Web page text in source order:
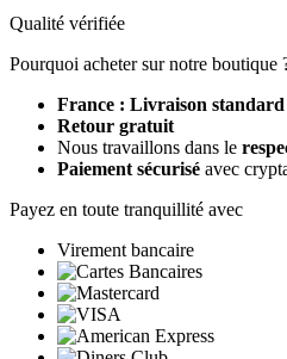
Qualité vérifiée
Pourquoi acheter sur notre boutique
France : Livraison
Retour gratuit
Nous travaillons dans le
Paiement sécurisé avec
Payez en toute tranquillité avec
Virement bancaire